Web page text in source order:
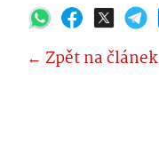
← Zpět na článek